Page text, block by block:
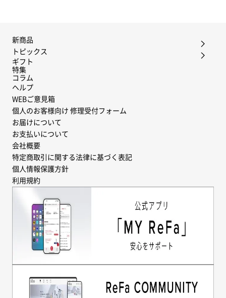
新商品
トピックス
ギフト
特集
コラム
ヘルプ
WEBご意見箱
個人のお客様向け 修理受付フォーム
お届けについて
お支払いについて
会社概要
特定商取引に関する法律に基づく表記
個人情報保護方針
利用規約